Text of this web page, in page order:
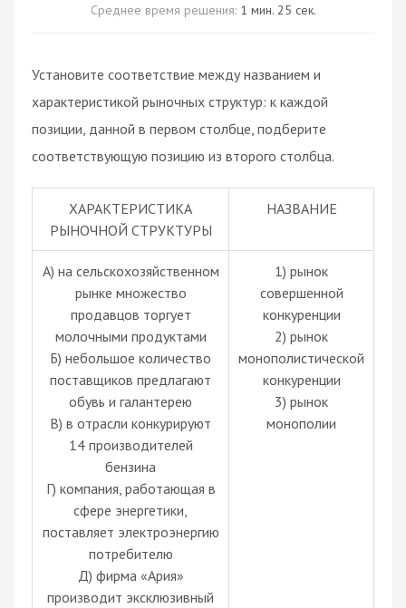
Среднее время решения: 1 мин. 25 сек.
Установите соответствие между названием и
характеристикой рыночных структур: к каждой
позиции, данной в первом столбце, подберите
соответствующую позицию из второго столбца.
ХАРАКТЕРИСТИКА
РЫНОЧНОЙ СТРУКТУРЫ
НАЗВАНИЕ
А) на сельскохозяйственном
рынке множество
продавцов торгует
молочными продуктами
Б) небольшое количество
поставщиков предлагают
обувь и галантерею
В) в отрасли конкурируют
14 производителей
бензина
Г) компания, работающая в
сфере энергетики,
поставляет электроэнергию
потребителю
Д) фирма «Ария»
производит эксклюзивный
1) рынок
совершенной
конкуренции
2) рынок
монополистической
конкуренции
3) рынок
монополии